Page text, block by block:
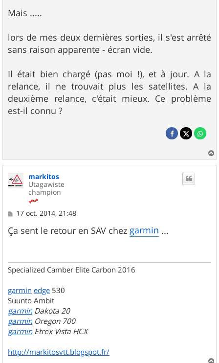
Mais .....
lors de mes deux dernières sorties, il s'est arrêté
sans raison apparente - écran vide.
Il était bien chargé (pas moi !), et à jour. A la
relance, il ne trouvait plus les satellites. A la
deuxième relance, c'était mieux. Ce problème
est-il connu ?
a
markitos
Utagawiste
champion
M
s
s
17 oct. 2014, 21:48
Ça sent le retour en SAV chez garmin ...
Specialized Camber Elite Carbon 2016
garmin edge 530
Suunto Ambit
garmin Dakota 20
garmin Oregon 700
garmin Etrex Vista HCX
http://markitosvtt.blogspot.fr/